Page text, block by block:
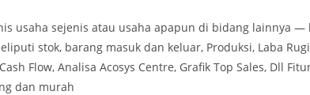
usaha sejenis atau usaha apapun di bidang lainnya —
stok, barang masuk dan keluar, Produksi, Laba
Flow, Analisa Acosys Centre, Grafik Top Sales, Dll
dan murah